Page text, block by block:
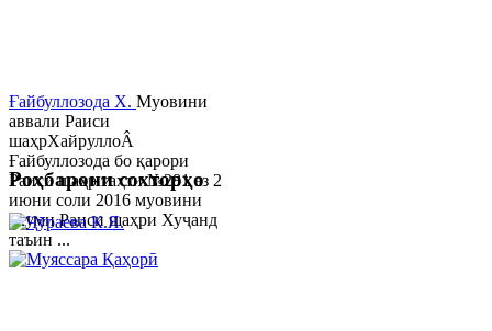
Ғайбуллозода Х. Муовини
аввали Раиси
шаҳрХайруллоÂ
Ғайбуллозода бо қарори
Раиси шаҳр таҳти №281 аз 2
июни соли 2016 муовини
якуми Раиси шаҳри Хуҷанд
таъин ...
Роҳбарони сохторҳо